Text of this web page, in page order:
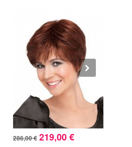
286,00 € 219,00 €